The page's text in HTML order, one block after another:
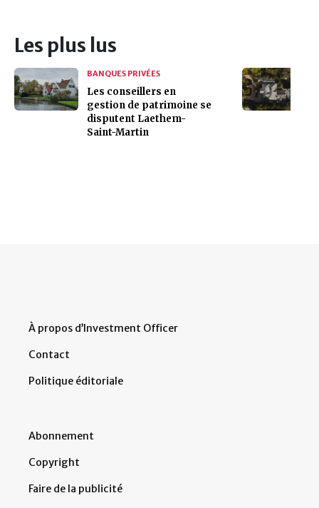
Les plus lus
BANQUES PRIVÉES
Les conseillers en
gestion de patrimoine se
disputent Laethem-
Saint-Martin
À propos d’Investment Officer
Contact
Politique éditoriale
Abonnement
Copyright
Faire de la publicité